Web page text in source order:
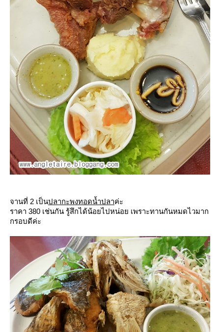
จานที่ 2 เป็นปลากะพงทอดน้ำปลาค่ะ
ราคา 380 เช่นกัน รู้สึกได้น้อยไปหน่อย เพราะทานกันหมดไวมาก
กรอบดีค่ะ